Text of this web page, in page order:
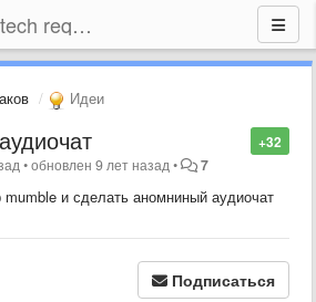
Unofficial 0chan tech requests
Идеи
+32
•обновлен9 лет назад • 7
и сделать аномниный аудиочат
Подписаться